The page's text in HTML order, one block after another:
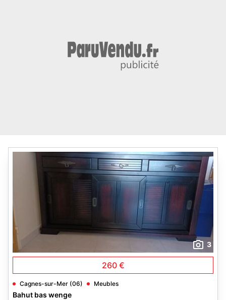
3
260 €
Cagnes-sur-Mer (06) Meubles
Bahut bas wenge